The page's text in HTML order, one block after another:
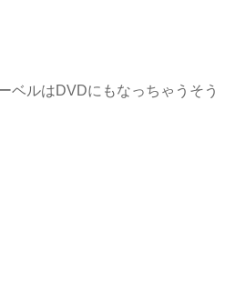
ベルはDVDにもなっちゃうそう